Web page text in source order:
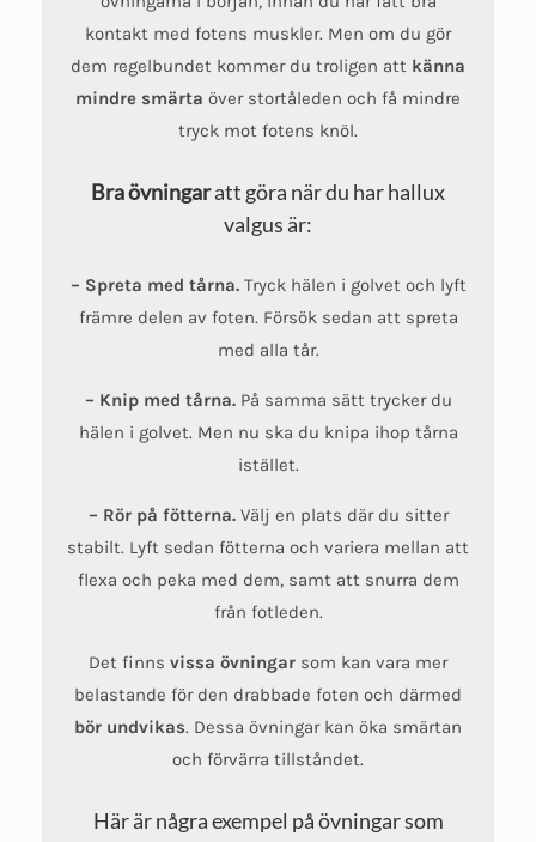
kontakt med fotens muskler. Men om du gör
dem regelbundet kommer du troligen att känna
mindre smärta över stortåleden och få mindre
tryck mot fotens knöl.
Bra övningaratt göra när du har hallux
valgus är:
– Spreta med tårna. Tryck hälen i golvet och lyft
främre delen av foten. Försök sedan att spreta
med alla tår.
– Knip med tårna. På samma sätt trycker du
hälen i golvet. Men nu ska du knipa ihop tårna
istället.
– Rör på fötterna. Välj en plats där du sitter
stabilt. Lyft sedan fötterna och variera mellan att
flexa och peka med dem, samt att snurra dem
från fotleden.
Det finns vissa övningar som kan vara mer
belastande för den drabbade foten och därmed
bör undvikas. Dessa övningar kan öka smärtan
och förvärra tillståndet.
Här är några exempel på övningar som